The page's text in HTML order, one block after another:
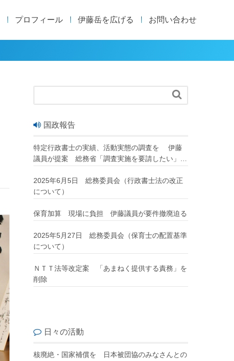
プロフィール 伊藤岳を広げる お問い合わせ

国政報告
特定行政書士の実績、活動実態の調査を 伊藤
議員が提案 総務省「調査実施を要請したい」
2025年6月5日 総務委員会（行政書士法の改正
について）
保育加算 現場に負担 伊藤議員が要件撤廃迫る
2025年5月27日 総務委員会（保育士の配置基準
について）
ＮＴＴ法等改定案 「あまねく提供する責務」を
削除
日々の活動
核廃絶・国家補償を 日本被団協のみなさんとの